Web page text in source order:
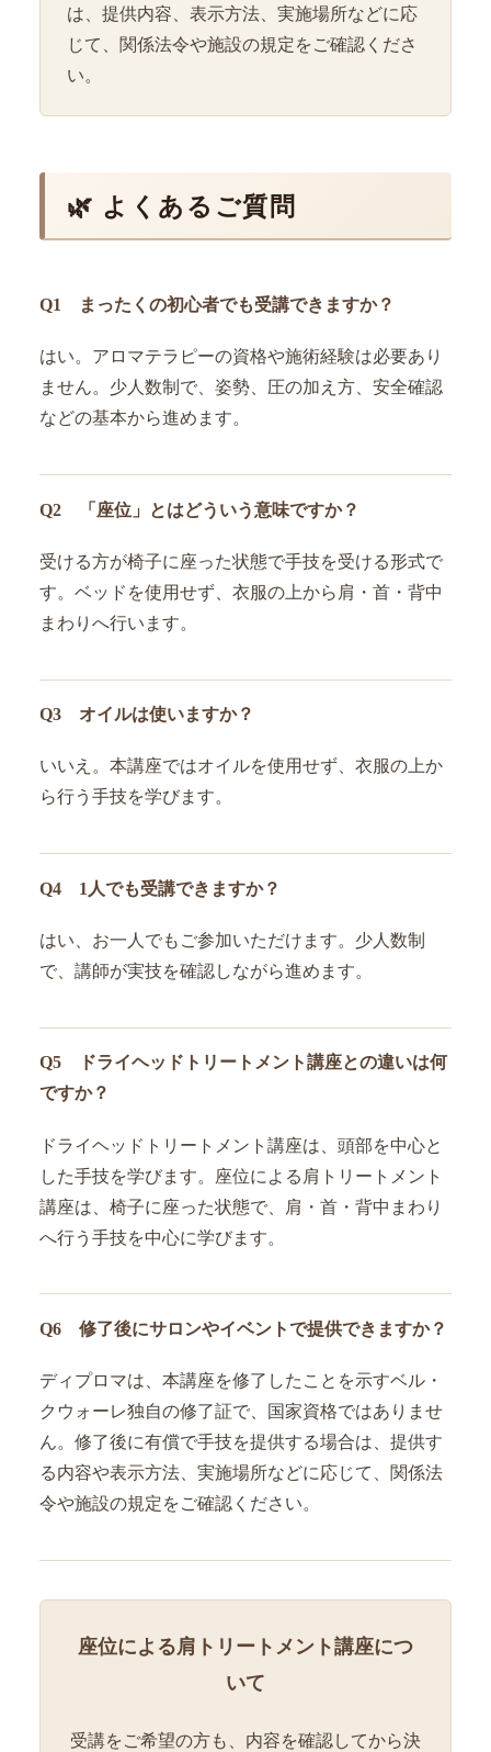
は、提供内容、表示方法、実施場所などに応
じて、関係法令や施設の規定をご確認くださ
い。
🌿 よくあるご質問
Q1 まったくの初心者でも受講できますか？
はい。アロマテラピーの資格や施術経験は必要あり
ません。少人数制で、姿勢、圧の加え方、安全確認
などの基本から進めます。
Q2 「座位」とはどういう意味ですか？
受ける方が椅子に座った状態で手技を受ける形式で
す。ベッドを使用せず、衣服の上から肩・首・背中
まわりへ行います。
Q3 オイルは使いますか？
いいえ。本講座ではオイルを使用せず、衣服の上か
ら行う手技を学びます。
Q4 1人でも受講できますか？
はい、お一人でもご参加いただけます。少人数制
で、講師が実技を確認しながら進めます。
Q5 ドライヘッドトリートメント講座との違いは何
ですか？
ドライヘッドトリートメント講座は、頭部を中心と
した手技を学びます。座位による肩トリートメント
講座は、椅子に座った状態で、肩・首・背中まわり
へ行う手技を中心に学びます。
Q6 修了後にサロンやイベントで提供できますか？
ディプロマは、本講座を修了したことを示すベル・
クウォーレ独自の修了証で、国家資格ではありませ
ん。修了後に有償で手技を提供する場合は、提供す
る内容や表示方法、実施場所などに応じて、関係法
令や施設の規定をご確認ください。
座位による肩トリートメント講座につ
いて
受講をご希望の方も、内容を確認してから決